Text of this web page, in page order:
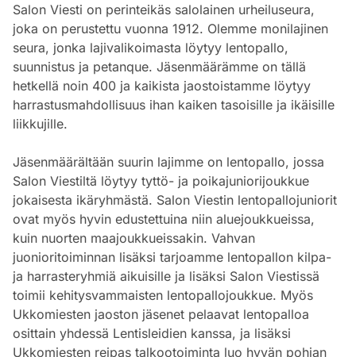
Salon Viesti on perinteikäs salolainen urheiluseura,
joka on perustettu vuonna 1912. Olemme monilajinen
seura, jonka lajivalikoimasta löytyy lentopallo,
suunnistus ja petanque. Jäsenmäärämme on tällä
hetkellä noin 400 ja kaikista jaostoistamme löytyy
harrastusmahdollisuus ihan kaiken tasoisille ja ikäisille
liikkujille.
Jäsenmäärältään suurin lajimme on lentopallo, jossa
Salon Viestiltä löytyy tyttö- ja poikajuniorijoukkue
jokaisesta ikäryhmästä. Salon Viestin lentopallojuniorit
ovat myös hyvin edustettuina niin aluejoukkueissa,
kuin nuorten maajoukkueissakin. Vahvan
juonioritoiminnan lisäksi tarjoamme lentopallon kilpa-
ja harrasteryhmiä aikuisille ja lisäksi Salon Viestissä
toimii kehitysvammaisten lentopallojoukkue. Myös
Ukkomiesten jaoston jäsenet pelaavat lentopalloa
osittain yhdessä Lentisleidien kanssa, ja lisäksi
Ukkomiesten reipas talkootoiminta luo hyvän pohjan